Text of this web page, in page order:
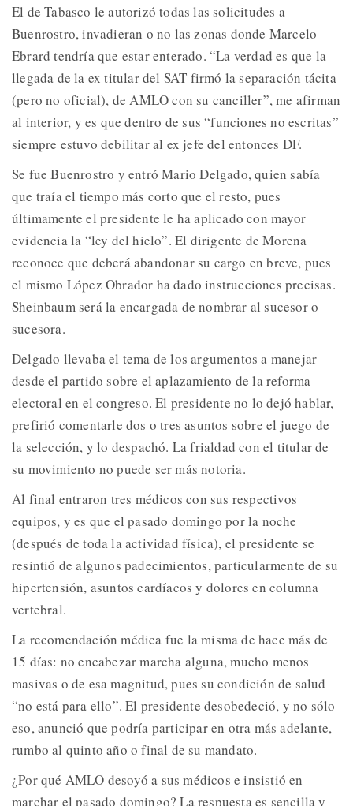
El de Tabasco le autorizó todas las solicitudes a
Buenrostro, invadieran o no las zonas donde Marcelo
Ebrard tendría que estar enterado. “La verdad es que la
llegada de la ex titular del SAT firmó la separación tácita
(pero no oficial), de AMLO con su canciller”, me afirman
al interior, y es que dentro de sus “funciones no escritas”
siempre estuvo debilitar al ex jefe del entonces DF.
Se fue Buenrostro y entró Mario Delgado, quien sabía
que traía el tiempo más corto que el resto, pues
últimamente el presidente le ha aplicado con mayor
evidencia la “ley del hielo”. El dirigente de Morena
reconoce que deberá abandonar su cargo en breve, pues
el mismo López Obrador ha dado instrucciones precisas.
Sheinbaum será la encargada de nombrar al sucesor o
sucesora.
Delgado llevaba el tema de los argumentos a manejar
desde el partido sobre el aplazamiento de la reforma
electoral en el congreso. El presidente no lo dejó hablar,
prefirió comentarle dos o tres asuntos sobre el juego de
la selección, y lo despachó. La frialdad con el titular de
su movimiento no puede ser más notoria.
Al final entraron tres médicos con sus respectivos
equipos, y es que el pasado domingo por la noche
(después de toda la actividad física), el presidente se
resintió de algunos padecimientos, particularmente de su
hipertensión, asuntos cardíacos y dolores en columna
vertebral.
La recomendación médica fue la misma de hace más de
15 días: no encabezar marcha alguna, mucho menos
masivas o de esa magnitud, pues su condición de salud
“no está para ello”. El presidente desobedeció, y no sólo
eso, anunció que podría participar en otra más adelante,
rumbo al quinto año o final de su mandato.
¿Por qué AMLO desoyó a sus médicos e insistió en
marchar el pasado domingo? La respuesta es sencilla y